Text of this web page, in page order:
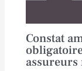
Constat
assureurs